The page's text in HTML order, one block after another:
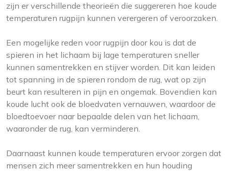
zijn er verschillende theorieën die suggereren hoe koude
temperaturen rugpijn kunnen verergeren of veroorzaken.
Een mogelijke reden voor rugpijn door kou is dat de
spieren in het lichaam bij lage temperaturen sneller
kunnen samentrekken en stijver worden. Dit kan leiden
tot spanning in de spieren rondom de rug, wat op zijn
beurt kan resulteren in pijn en ongemak. Bovendien kan
koude lucht ook de bloedvaten vernauwen, waardoor de
bloedtoevoer naar bepaalde delen van het lichaam,
waaronder de rug, kan verminderen.
Daarnaast kunnen koude temperaturen ervoor zorgen dat
mensen zich meer samentrekken en hun houding